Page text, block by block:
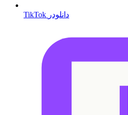
TikTok دانلودر